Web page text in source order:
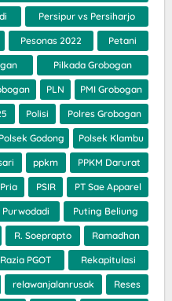
Persipur vs Persiharjo
Pesonas 2022 Petani
Pilkada Grobogan
PLN PMI Grobogan
Polisi Polres Grobogan
Polsek Godong Polsek Klambu
ppkm PPKM Darurat
Pria PSIR PT Sae Apparel
Purwodadi Puting Beliung
R. Soeprapto Ramadhan
Razia PGOT Rekapitulasi
relawanjalanrusak Reses